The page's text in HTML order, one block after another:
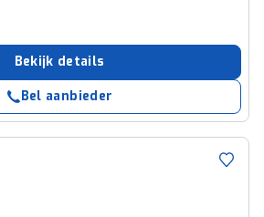
Bekijk details
Bel aanbieder